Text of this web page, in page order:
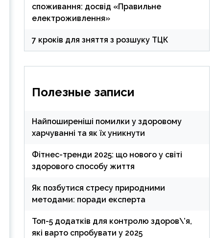
споживання: досвід «Правильне
електроживлення»
7 кроків для зняття з розшуку ТЦК
Полезные записи
Найпоширеніші помилки у здоровому
харчуванні та як їх уникнути
Фітнес-тренди 2025: що нового у світі
здорового способу життя
Як позбутися стресу природними
методами: поради експерта
Топ-5 додатків для контролю здоров\’я,
які варто спробувати у 2025